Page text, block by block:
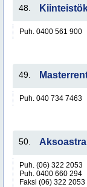
48.
Puh. 0400 561 900
49.
Puh. 040 734 7463
50.
Puh. (06) 322 2053
Puh. 0400 660 294
Faksi (06) 322 2053